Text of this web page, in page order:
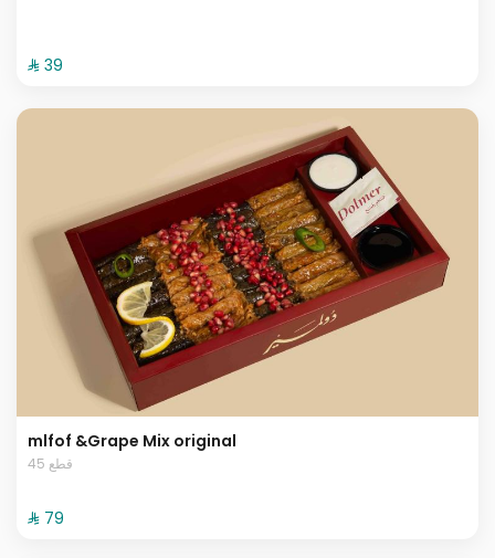
⁨⁦‪‬ 39⁩
mlfof &Grape Mix original
45 قطع
⁨⁦‪‬ 79⁩